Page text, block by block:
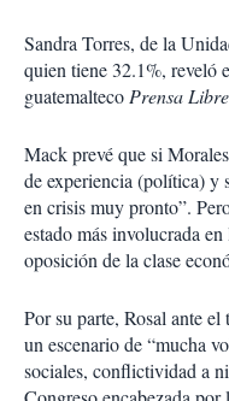
Sandra Torres, de la
quien tiene 32.1%, reveló
guatemaltecoPrensa Libre
Mack prevé que si
de experiencia (política) y
en crisis muy pronto”.
estado más involucrada
oposición de la clase
Por su parte, Rosal ante
un escenario de “mucha
sociales, conflictividad a